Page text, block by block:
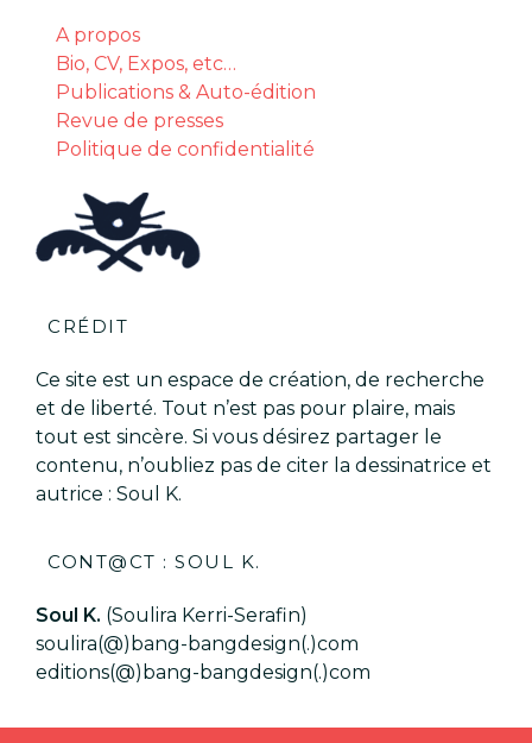
A propos
Bio, CV, Expos, etc…
Publications & Auto-édition
Revue de presses
Politique de confidentialité
CRÉDIT
Ce site est un espace de création, de recherche
et de liberté. Tout n’est pas pour plaire, mais
tout est sincère. Si vous désirez partager le
contenu, n’oubliez pas de citer la dessinatrice et
autrice : Soul K.
CONT@CT : SOUL K.
Soul K. (Soulira Kerri-Serafin)
soulira(@)bang-bangdesign(.)com
editions(@)bang-bangdesign(.)com